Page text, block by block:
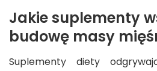
Jakie suplementy
budowę masy
Suplementy diety